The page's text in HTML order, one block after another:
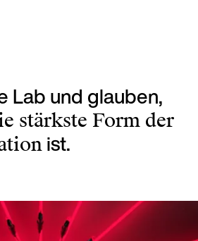
Lab und glauben,
stärkste Form der
ist.